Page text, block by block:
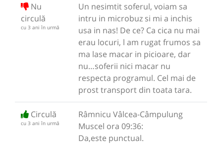
Nu
circulă
cu 3 ani în urmă
Un nesimtit soferul, voiam sa
intru in microbuz si mi a inchis
usa in nas! De ce? Ca cica nu mai
erau locuri, l am rugat frumos sa
ma lase macar in picioare, dar
nu…soferii nici macar nu
respecta programul. Cel mai de
prost transport din toata tara.
Circulă
cu 3 ani în urmă
Râmnicu Vâlcea-Câmpulung
Muscel ora 09:36:
Da,este punctual.